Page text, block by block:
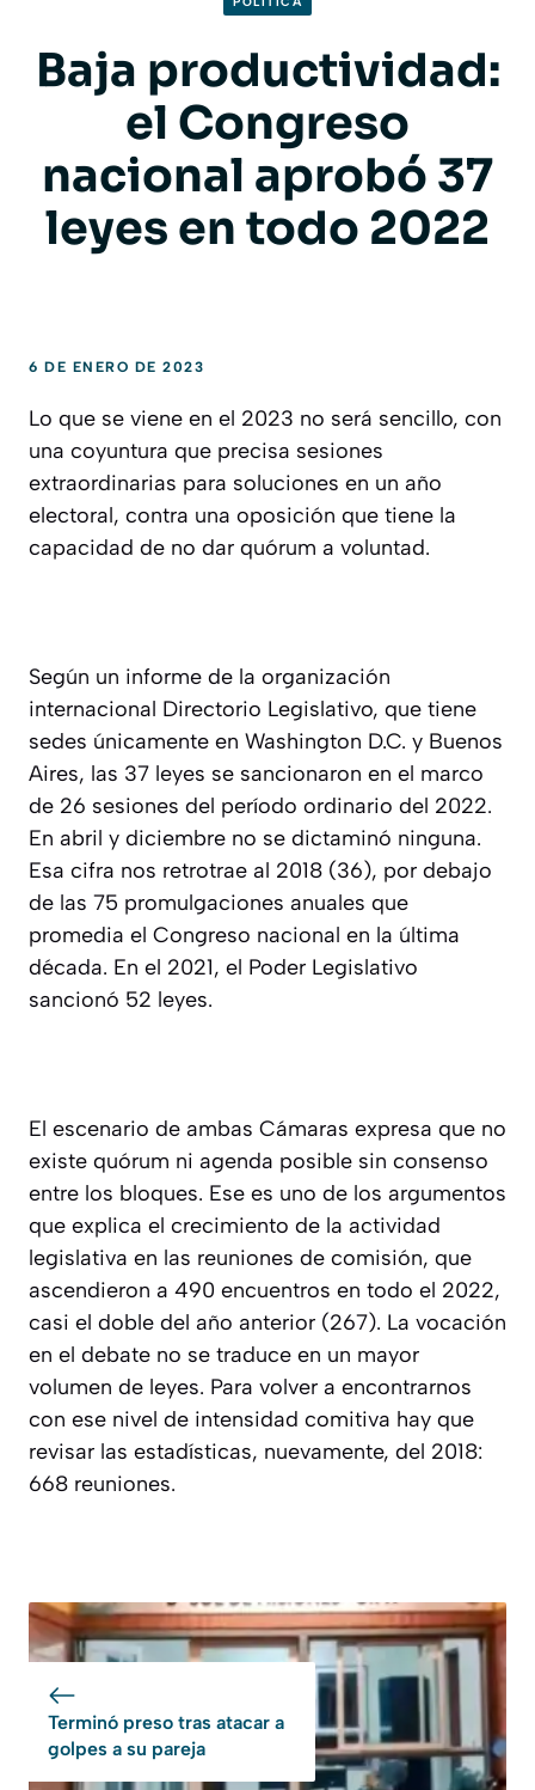
Baja productividad:
el Congreso
nacional aprobó 37
leyes en todo 2022
6 DE ENERO DE 2023
Lo que se viene en el 2023 no será sencillo, con
una coyuntura que precisa sesiones
extraordinarias para soluciones en un año
electoral, contra una oposición que tiene la
capacidad de no dar quórum a voluntad.
Según un informe de la organización
internacional Directorio Legislativo, que tiene
sedes únicamente en Washington D.C. y Buenos
Aires, las 37 leyes se sancionaron en el marco
de 26 sesiones del período ordinario del 2022.
En abril y diciembre no se dictaminó ninguna.
Esa cifra nos retrotrae al 2018 (36), por debajo
de las 75 promulgaciones anuales que
promedia el Congreso nacional en la última
década. En el 2021, el Poder Legislativo
sancionó 52 leyes.
El escenario de ambas Cámaras expresa que no
existe quórum ni agenda posible sin consenso
entre los bloques. Ese es uno de los argumentos
que explica el crecimiento de la actividad
legislativa en las reuniones de comisión, que
ascendieron a 490 encuentros en todo el 2022,
casi el doble del año anterior (267). La vocación
en el debate no se traduce en un mayor
volumen de leyes. Para volver a encontrarnos
con ese nivel de intensidad comitiva hay que
revisar las estadísticas, nuevamente, del 2018:
668 reuniones.
Terminó preso tras atacar a
golpes a su pareja